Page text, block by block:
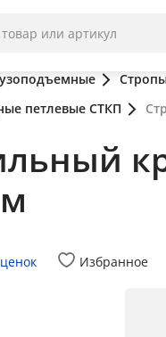
петлевые СТКП
Избранное